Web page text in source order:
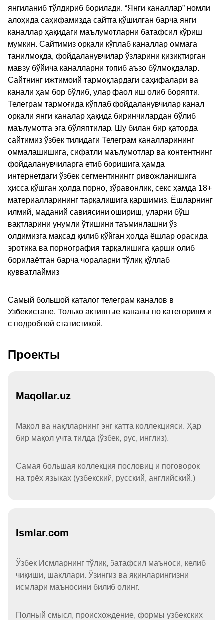
янгиланиб тўлдириб борилади. “Янги каналлар” номли
алоҳида саҳифамизда сайтга қўшилган барча янги
каналлар ҳақидаги маълумотларни батафсил кўриш
мумкин. Сайтимиз орқали кўплаб каналлар оммага
танилмоқда, фойдаланувчилар ўзларини қизиқтирган
мавзу бўйича каналларни топиб аъзо бўлмоқдалар.
Сайтнинг ижтимоий тармоқлардаги саҳифалари ва
канали ҳам бор бўлиб, улар фаол иш олиб боряпти.
Телеграм тармоғида кўплаб фойдаланувчилар канал
орқали янги каналар ҳақида биринчилардан бўлиб
маълумотга эга бўляптилар. Шу билан бир қаторда
сайтимиз ўзбек тилидаги Телеграм каналларининг
оммалашишига, сифатли маълумотлар ва контентнинг
фойдаланувчиларга етиб боришига ҳамда
интернетдаги ўзбек сегментинингг ривожланишига
ҳисса қўшган ҳолда порно, зўравонлик, секс ҳамда 18+
материалларининг тарқалишига қаршимиз. Ёшларнинг
илмий, маданий савиясини ошириш, уларни бўш
вақтларини унумли ўтишини таъминлашни ўз
олдимизга мақсад қилиб қўйган ҳолда ёшлар орасида
эротика ва порнография тарқалишига қарши олиб
борилаётган барча чораларни тўлиқ қўллаб
қувватлаймиз
Самый большой каталог телеграм каналов в
Узбекистане. Только активные каналы по категориям и
с подробной статистикой.
Проекты
Maqollar.uz
Мақол ва нақлларнинг энг катта коллекцияси. Ҳар
бир мақол учта тилда (ўзбек, рус, инглиз).
Самая большая коллекция пословиц и поговорок
на трёх языках (узбекский, русский, английский.)
Ismlar.com
Ўзбек Исмларнинг тўлиқ, батафсил маъноси, келиб
чиқиши, шакллари. Ўзингиз ва яқинларингизни
исмлари маъносини билиб олинг.
Полный смысл, происхождение, формы узбекских